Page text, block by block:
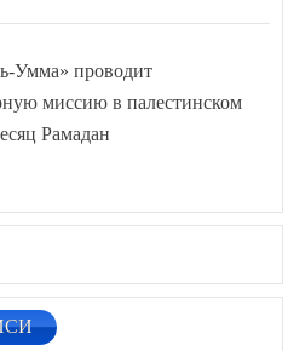
Умма» проводит
миссию в палестинском
Рамадан